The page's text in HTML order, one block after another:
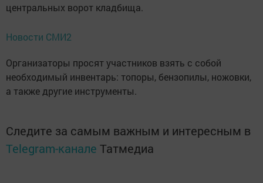
центральных ворот кладбища.
Новости СМИ2
Организаторы просят участников взять с собой
необходимый инвентарь: топоры, бензопилы, ножовки,
а также другие инструменты.
Следите за самым важным и интересным в
Telegram-канале Татмедиа